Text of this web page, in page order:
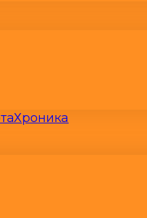
Хроника